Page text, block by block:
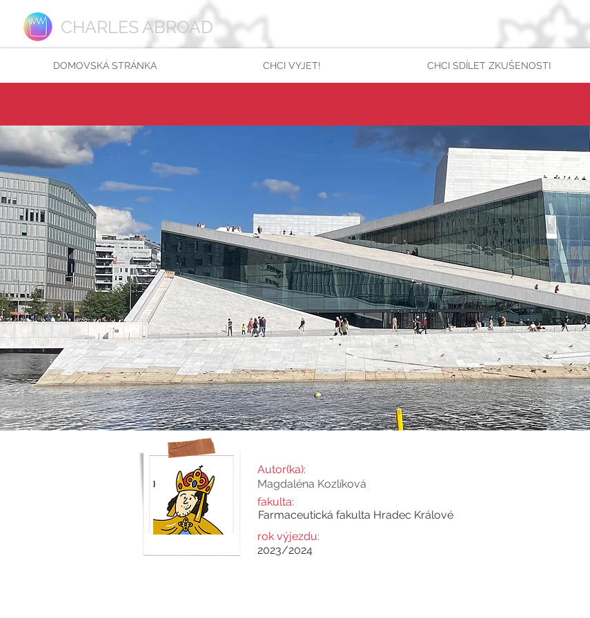
CHARLES ABROAD
DOMOVSKÁ STRÁNKA CHCI VYJET! CHCI SDÍLET ZKUŠENOSTI
Autor(ka):
Magdaléna Kozlíková
fakulta:
Farmaceutická fakulta Hradec Králové
rok výjezdu:
2023/2024